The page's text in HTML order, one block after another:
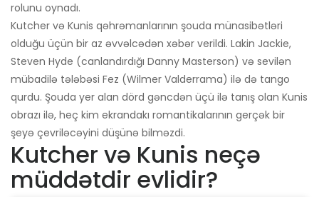
rolunu oynadı.
Kutcher və Kunis qəhrəmanlarının şouda münasibətləri
olduğu üçün bir az əvvəlcədən xəbər verildi. Lakin Jackie,
Steven Hyde (canlandırdığı Danny Masterson) və sevilən
mübadilə tələbəsi Fez (Wilmer Valderrama) ilə də tango
qurdu. Şouda yer alan dörd gəncdən üçü ilə tanış olan Kunis
obrazı ilə, heç kim ekrandakı romantikalarının gerçək bir
şeyə çevriləcəyini düşünə bilməzdi.
Kutcher və Kunis neçə
müddətdir evlidir?